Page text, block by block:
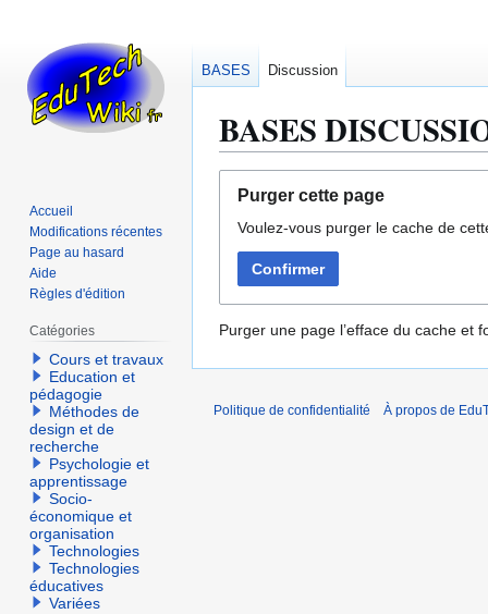
BASES
navigation
recherche
Purger cette page
Voulez-vous purger le cache de
Confirmer
Purger une page l’efface du cache et
BASES Discussion
Accueil
Modifications récentes
Page au hasard
Aide
Règles d'édition
Catégories
Cours et travaux
Education et
pédagogie
Méthodes de
design et de
recherche
Psychologie et
apprentissage
Socio-
économique et
organisation
Technologies
Technologies
éducatives
Variées
Politique de confidentialité À propos de